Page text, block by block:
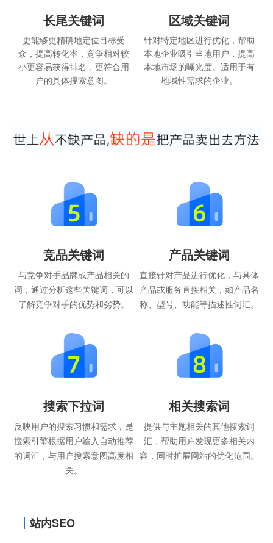
长尾关键词
更能够更精确地定位目标受
众，提高转化率，竞争相对较
小更容易获得排名，更符合用
户的具体搜索意图。
区域关键词
针对特定地区进行优化，帮助
本地企业吸引当地用户，提高
本地市场的曝光度。适用于有
地域性需求的企业。
竞品关键词
与竞争对手品牌或产品相关的
词，通过分析这些关键词，可以
了解竞争对手的优势和劣势。
产品关键词
直接针对产品进行优化，与具体
产品或服务直接相关，如产品名
称、型号、功能等描述性词汇。
搜索下拉词
反映用户的搜索习惯和需求，是
搜索引擎根据用户输入自动推荐
的词汇，与用户搜索意图高度相
关。
相关搜索词
提供与主题相关的其他搜索词
汇，帮助用户发现更多相关内
容，同时扩展网站的优化范围。
站内SEO